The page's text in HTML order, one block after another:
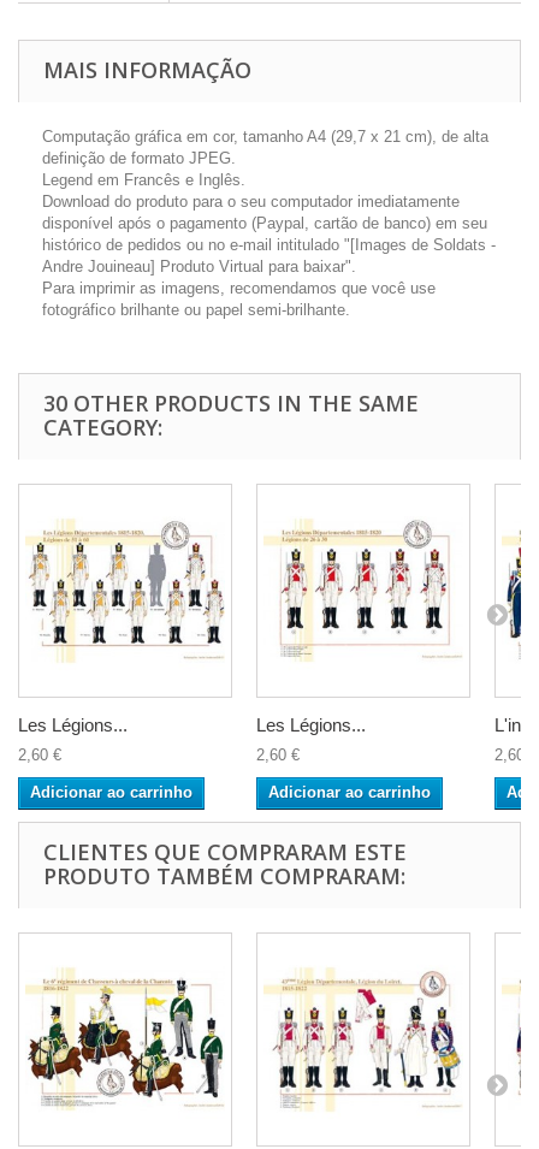
MAIS INFORMAÇÃO
Computação gráfica em cor, tamanho A4 (29,7 x 21 cm), de alta
definição de formato JPEG.
Legend em Francês e Inglês.
Download do produto para o seu computador imediatamente
disponível após o pagamento (Paypal, cartão de banco) em seu
histórico de pedidos ou no e-mail intitulado "[Images de Soldats -
Andre Jouineau] Produto Virtual para baixar".
Para imprimir as imagens, recomendamos que você use
fotográfico brilhante ou papel semi-brilhante.
30 OTHER PRODUCTS IN THE SAME
CATEGORY:
Les Légions...
2,60 €
Adicionar ao carrinho
Les Légions...
2,60 €
Adicionar ao carrinho
2,60 €
CLIENTES QUE COMPRARAM ESTE
PRODUTO TAMBÉM COMPRARAM: